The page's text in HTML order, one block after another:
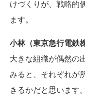
けづくりが、戦略的
ます。
小林（東京急行電鉄
大きな組織が偶然の
みると、それぞれが
きるかだと思います